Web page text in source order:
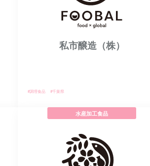
私市醸造（株）
#調理食品 #千葉県
水産加工食品